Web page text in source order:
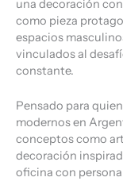
una decoración
como pieza
espacios
vinculados al
constante.
Pensado para
modernos en
conceptos como
decoración
oficina con